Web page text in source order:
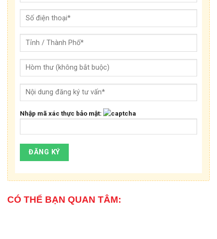
Nhập mã xác thực bảo mật:
CÓ THỂ BẠN QUAN TÂM: